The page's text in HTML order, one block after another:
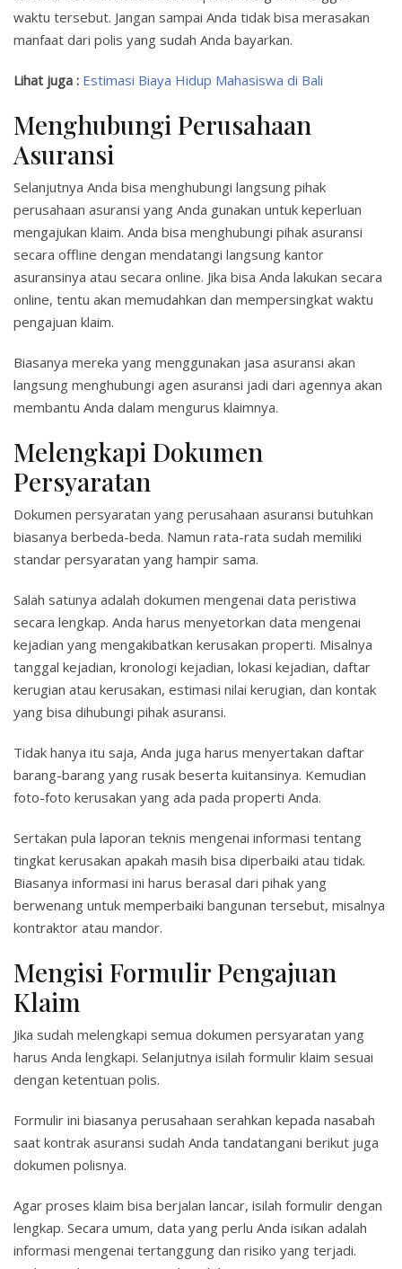
waktu tersebut. Jangan sampai Anda tidak bisa merasakan
manfaat dari polis yang sudah Anda bayarkan.
Lihat juga : Estimasi Biaya Hidup Mahasiswa di Bali
Menghubungi Perusahaan
Asuransi
Selanjutnya Anda bisa menghubungi langsung pihak
perusahaan asuransi yang Anda gunakan untuk keperluan
mengajukan klaim. Anda bisa menghubungi pihak asuransi
secara offline dengan mendatangi langsung kantor
asuransinya atau secara online. Jika bisa Anda lakukan secara
online, tentu akan memudahkan dan mempersingkat waktu
pengajuan klaim.
Biasanya mereka yang menggunakan jasa asuransi akan
langsung menghubungi agen asuransi jadi dari agennya akan
membantu Anda dalam mengurus klaimnya.
Melengkapi Dokumen
Persyaratan
Dokumen persyaratan yang perusahaan asuransi butuhkan
biasanya berbeda-beda. Namun rata-rata sudah memiliki
standar persyaratan yang hampir sama.
Salah satunya adalah dokumen mengenai data peristiwa
secara lengkap. Anda harus menyetorkan data mengenai
kejadian yang mengakibatkan kerusakan properti. Misalnya
tanggal kejadian, kronologi kejadian, lokasi kejadian, daftar
kerugian atau kerusakan, estimasi nilai kerugian, dan kontak
yang bisa dihubungi pihak asuransi.
Tidak hanya itu saja, Anda juga harus menyertakan daftar
barang-barang yang rusak beserta kuitansinya. Kemudian
foto-foto kerusakan yang ada pada properti Anda.
Sertakan pula laporan teknis mengenai informasi tentang
tingkat kerusakan apakah masih bisa diperbaiki atau tidak.
Biasanya informasi ini harus berasal dari pihak yang
berwenang untuk memperbaiki bangunan tersebut, misalnya
kontraktor atau mandor.
Mengisi Formulir Pengajuan
Klaim
Jika sudah melengkapi semua dokumen persyaratan yang
harus Anda lengkapi. Selanjutnya isilah formulir klaim sesuai
dengan ketentuan polis.
Formulir ini biasanya perusahaan serahkan kepada nasabah
saat kontrak asuransi sudah Anda tandatangani berikut juga
dokumen polisnya.
Agar proses klaim bisa berjalan lancar, isilah formulir dengan
lengkap. Secara umum, data yang perlu Anda isikan adalah
informasi mengenai tertanggung dan risiko yang terjadi.